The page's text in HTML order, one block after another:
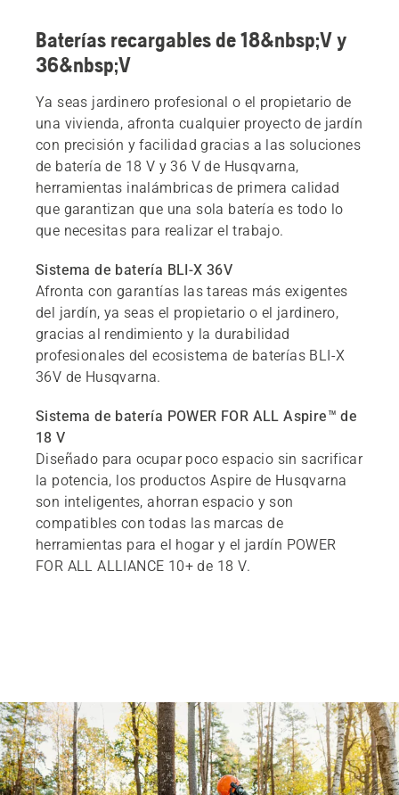
Baterías recargables de 18&nbsp;V y
36&nbsp;V
Ya seas jardinero profesional o el propietario de
una vivienda, afronta cualquier proyecto de jardín
con precisión y facilidad gracias a las soluciones
de batería de 18 V y 36 V de Husqvarna,
herramientas inalámbricas de primera calidad
que garantizan que una sola batería es todo lo
que necesitas para realizar el trabajo.
Sistema de batería BLI-X 36V
Afronta con garantías las tareas más exigentes
del jardín, ya seas el propietario o el jardinero,
gracias al rendimiento y la durabilidad
profesionales del ecosistema de baterías BLI-X
36V de Husqvarna.
Sistema de batería POWER FOR ALL Aspire™ de
18 V
Diseñado para ocupar poco espacio sin sacrificar
la potencia, los productos Aspire de Husqvarna
son inteligentes, ahorran espacio y son
compatibles con todas las marcas de
herramientas para el hogar y el jardín POWER
FOR ALL ALLIANCE 10+ de 18 V.